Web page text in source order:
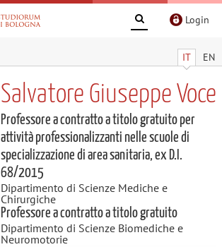
Login
IT EN
Salvatore Giuseppe Voce
Professore a contratto a titolo gratuito per
attività professionalizzanti nelle scuole di
specializzazione di area sanitaria, ex D.I.
68/2015
Dipartimento di Scienze Mediche e
Chirurgiche
Professore a contratto a titolo gratuito
Dipartimento di Scienze Biomediche e
Neuromotorie